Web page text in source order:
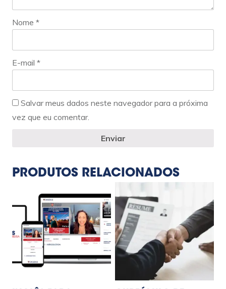
Nome*
E-mail*
Salvar meus dados neste navegador para a próxima
vez que eu comentar.
Enviar
PRODUTOS RELACIONADOS